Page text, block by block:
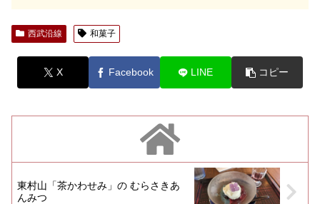
西武沿線 和菓子
X Facebook LINE コピー
東村山「茶かわせみ」の むらさきあ
んみつ